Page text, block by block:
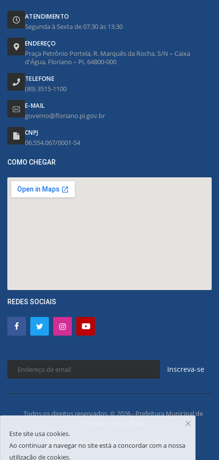
ATENDIMENTO
Segunda à Sexta de 07:30 às 13:30
ENDEREÇO
Praça Petrônio Portela, R. Marquês da Rocha, S/N – Caixa
d'Água, Floriano – PI, 64800-000
TELEFONE
(89) 3515-1100
E-MAIL
governo@floriano.pi.gov.br
CNPJ
06.554.067/0001-54
COMO CHEGAR
REDES SOCIAIS
Inscreva-se
Todos os direitos reservados. © 2026 - Prefeitura Municipal de
Política de Privacidades Mapa do Site
Este site usa cookies.
Ao continuar a navegar no site está a concordar com a nossa
utilização de cookies.